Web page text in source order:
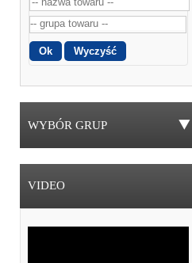
WYBÓR GRUP
VIDEO